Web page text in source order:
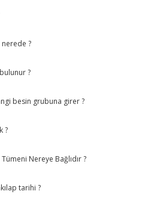
?
?
besin grubuna girer ?
?
Nereye Bağlıdır ?
tarihi ?